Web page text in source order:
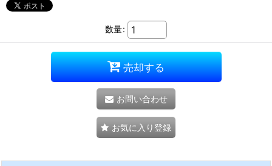
数量:
売却する
お問い合わせ
お気に入り登録